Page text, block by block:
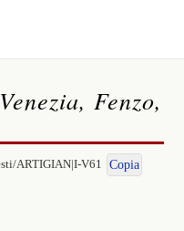
Fenzo,
ARTIGIAN|I-V61 Copia